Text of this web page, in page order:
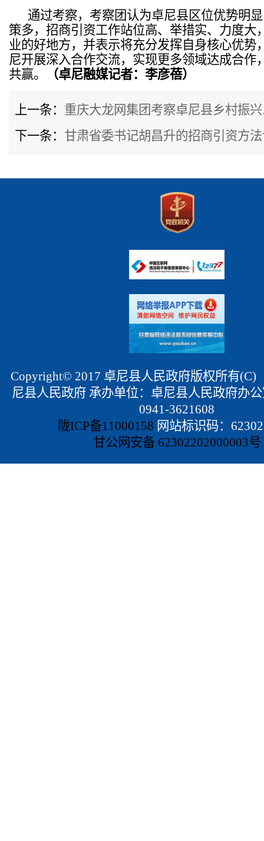
通过考察，考察团认为卓尼县区位优势明
策多，招商引资工作站位高、举措实、力度大
业的好地方，并表示将充分发挥自身核心优势
尼开展深入合作交流，实现更多领域达成合作
共赢。
（卓尼融媒记者：李彦蓓）
上一条： 重庆大龙网集团考察卓尼县乡村振兴
下一条： 甘肃省委书记胡昌升的招商引资方
Copyright© 2017 卓尼县人民政府版权所有
尼县人民政府 承办单位：卓尼县人民政府办
0941-3621608
陇ICP备11000158 网站标识码：
甘公网安备 62302202000003号